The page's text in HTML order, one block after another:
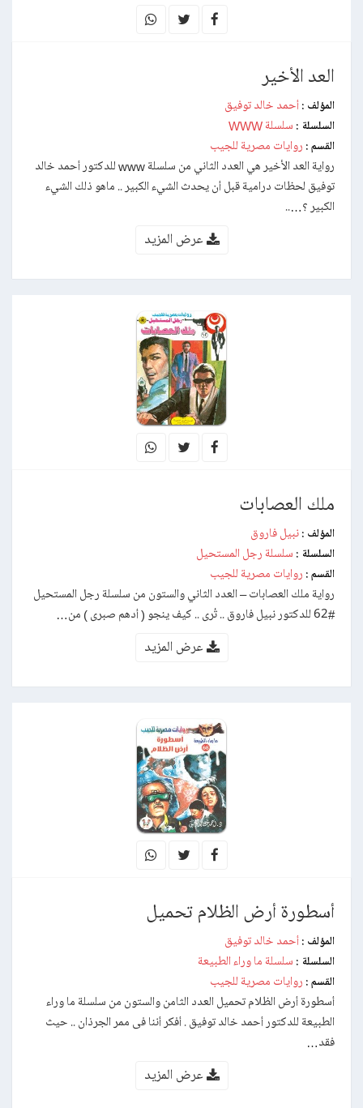
العد الأخير
المؤلف : أحمد خالد توفيق
السلسلة : سلسلة WWW
القسم : روايات مصرية للجيب
رواية العد الأخير هي العدد الثاني من سلسلة www للدكتور أحمد خالد
توفيق لحظات درامية قبل أن يحدث الشيء الكبیر .. ماھو ذلك الشيء
الكبیر ؟…..
عرض المزيد
ملك العصابات
المؤلف : نبيل فاروق
السلسلة : سلسلة رجل المستحيل
القسم : روايات مصرية للجيب
رواية ملك العصابات – العدد الثاني والستون من سلسلة رجل المستحيل
#62 للدكتور نبيل فاروق .. تُرى .. كيف ينجو ( أدهم صبرى ) من…
عرض المزيد
أسطورة أرض الظلام تحميل
المؤلف : أحمد خالد توفيق
السلسلة : سلسلة ما وراء الطبيعة
القسم : روايات مصرية للجيب
أسطورة أرض الظلام تحميل العدد الثامن والستون من سلسلة ما وراء
الطبيعة للدكتور أحمد خالد توفيق . أفكر أننا فى ممر الجرذان .. حيث
فقد…
عرض المزيد